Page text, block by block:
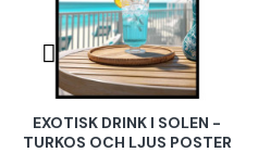
EXOTISK DRINK I SOLEN -
TURKOS OCH LJUS POSTER